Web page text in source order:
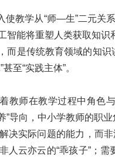
使教学从“师—生”二元关
智能将重塑人类获取知
而是传统教育领域的知
至“实践主体”。
教师在教学过程中角色
”导向，中小学教师的职
决实际问题的能力，而
人云亦云的“乖孩子”；